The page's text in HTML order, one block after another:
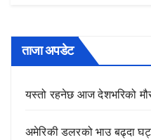
ताजा अपडेट
यस्तो रहनेछ आज देशभरिको
अमेरिकी डलरको भाउ बढ्दा